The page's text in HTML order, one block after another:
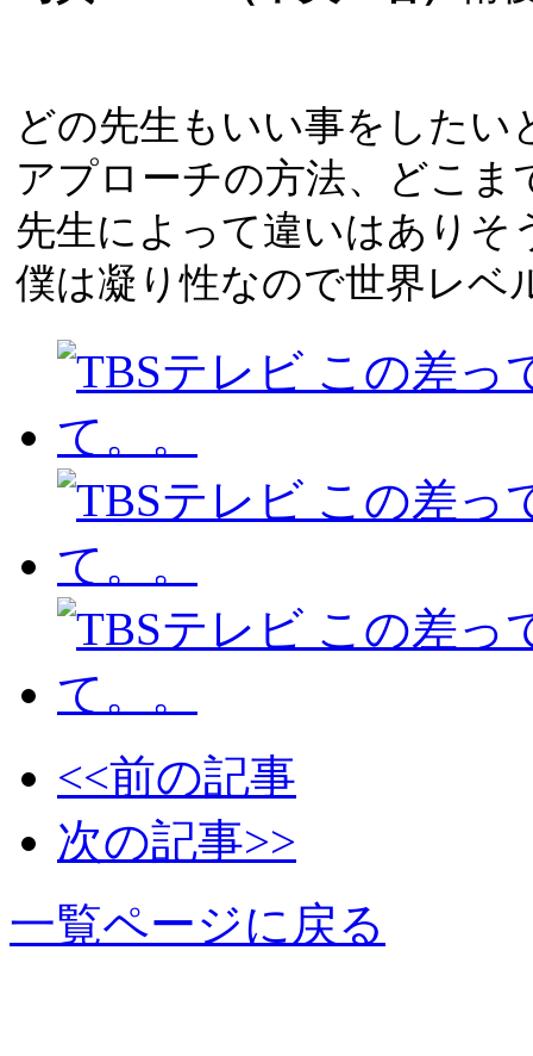
どの先生もいい事をした
アプローチの方法、どこ
先生によって違いはありそ
僕は凝り性なので世界レベ
<<前の記事
次の記事>>
一覧ページに戻る